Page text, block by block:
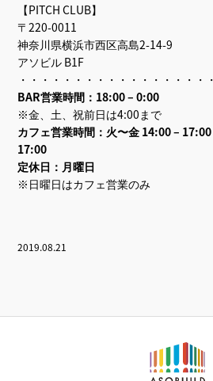
【PITCH CLUB】
〒220-0011
神奈川県横浜市西区高島2-14-9
アソビル B1F
・・・・・・・・・・・・・・・・
BAR営業時間：18:00 – 0:00
※金、土、祝前日は4:00まで
カフェ営業時間：火〜金 14:00 –
17:00
定休日：月曜日
※日曜日はカフェ営業のみ
2019.08.21